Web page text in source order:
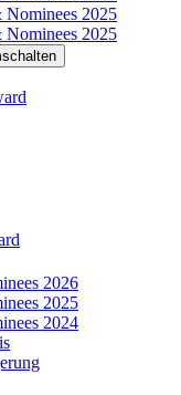
Nominees 2025
Nominees 2025
2026
2025
2024